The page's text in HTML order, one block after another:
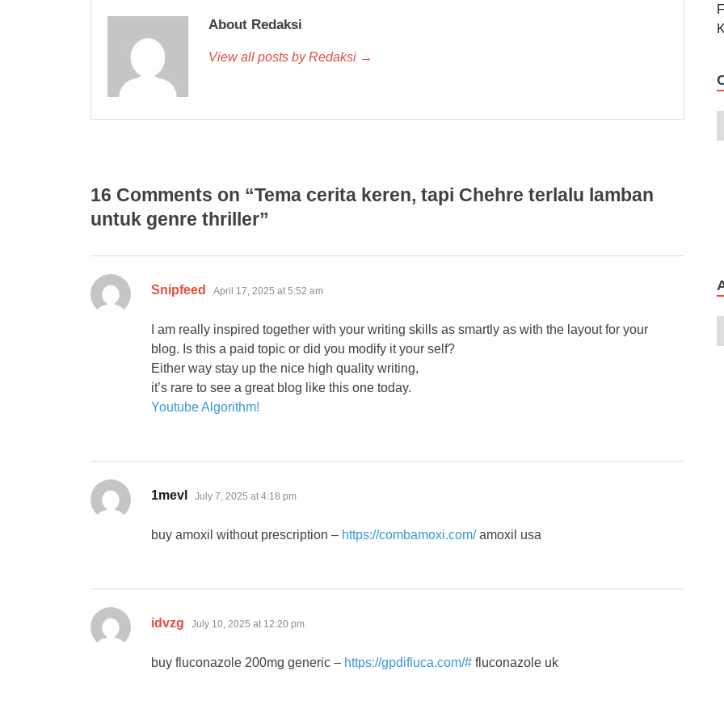
About Redaksi
View all posts by Redaksi →
16 Comments on “Tema cerita keren, tapi Chehre terlalu lamban
untuk genre thriller”
Snipfeed says:
April 17, 2025 at 5:52 am
I am really inspired together with your writing skills as smartly as with the layout for your
blog. Is this a paid topic or did you modify it your self?
Either way stay up the nice high quality writing,
it’s rare to see a great blog like this one today.
Youtube Algorithm!
1mevl says:
July 7, 2025 at 4:18 pm
buy amoxil without prescription – https://combamoxi.com/amoxil usa
idvzg says:
July 10, 2025 at 12:20 pm
buy fluconazole 200mg generic – https://gpdifluca.com/# fluconazole uk